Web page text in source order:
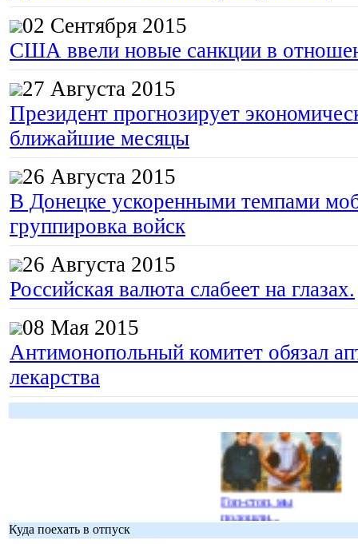
02 Сентября 2015
США ввели новые санкции в
27 Августа 2015
Президент прогнозирует
ближайшие месяцы
26 Августа 2015
В Донецке ускоренными темпами
группировка войск
26 Августа 2015
Российская валюта слабеет на глазах.
08 Мая 2015
Антимонопольный комитет обязал
лекарства
Гоп-стоп, мы
подошли...
Куда поехать в отпуск